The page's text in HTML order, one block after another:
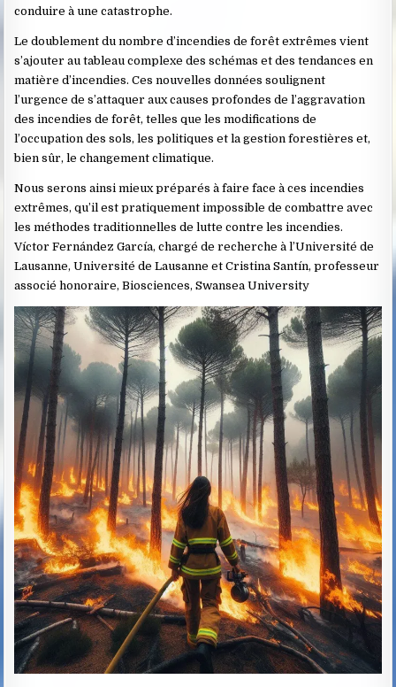
conduire à une catastrophe.
Le doublement du nombre d’incendies de forêt extrêmes vient
s’ajouter au tableau complexe des schémas et des tendances en
matière d’incendies. Ces nouvelles données soulignent
l’urgence de s’attaquer aux causes profondes de l’aggravation
des incendies de forêt, telles que les modifications de
l’occupation des sols, les politiques et la gestion forestières et,
bien sûr, le changement climatique.
Nous serons ainsi mieux préparés à faire face à ces incendies
extrêmes, qu’il est pratiquement impossible de combattre avec
les méthodes traditionnelles de lutte contre les incendies.
Víctor Fernández García, chargé de recherche à l’Université de
Lausanne, Université de Lausanne et Cristina Santín, professeur
associé honoraire, Biosciences, Swansea University